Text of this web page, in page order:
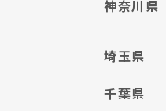
神奈川県
埼玉県
千葉県